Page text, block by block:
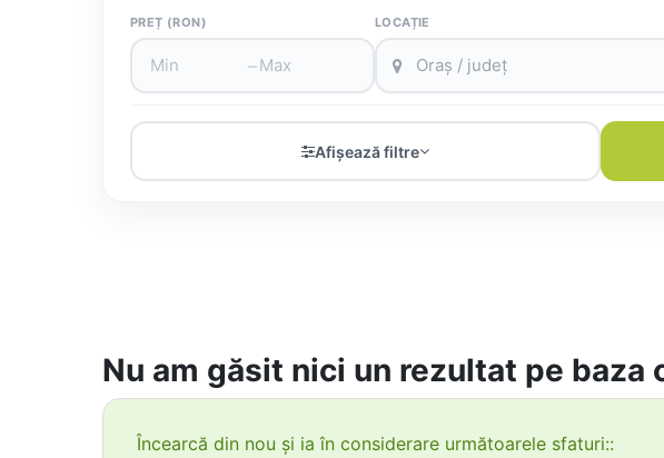
PREȚ (RON)
–
LOCAȚIE
Afișează filtre
Nu am găsit nici un rezultat pe
Încearcă din nou și ia în considerare următoarele sfaturi::